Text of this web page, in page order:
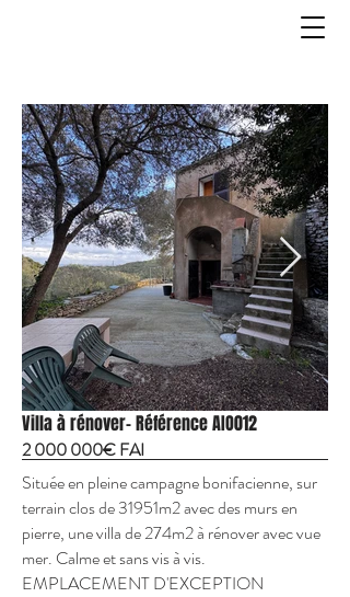
Villa à rénover- Référence AIO012
2 000 000€ FAI
Située en pleine campagne bonifacienne, sur
terrain clos de 31951m2 avec des murs en
pierre, une villa de 274m2 à rénover avec vue
mer. Calme et sans vis à vis.
EMPLACEMENT D'EXCEPTION